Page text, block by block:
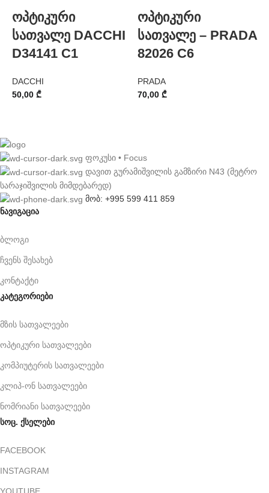
ოპტიკური
სათვალე DACCHI
D34141 C1
DACCHI
50,00 ₾
ოპტიკური
სათვალე – PRADA
82026 C6
PRADA
70,00 ₾
ფოკუსი • Focus
დავით გურამიშვილის გამზირი N43 (მეტრო
სარაჯიშვილის მიმდებარედ)
მობ: +995 599 411 859
ნავიგაცია
ბლოგი
ჩვენს შესახებ
კონტაქტი
კატეგორიები
მზის სათვალეები
ოპტიკური სათვალეები
კომპიუტერის სათვალეები
კლიპ-ონ სათვალეები
ნომრიანი სათვალეები
სოც. ქსელები
FACEBOOK
INSTAGRAM